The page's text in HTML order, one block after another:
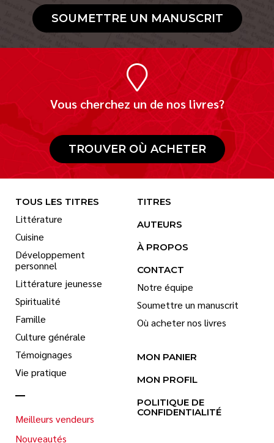
SOUMETTRE UN MANUSCRIT
Vous cherchez un de nos livres?
TROUVER OÙ ACHETER
TOUS LES TITRES
Littérature
Cuisine
Développement
personnel
Littérature jeunesse
Spiritualité
Famille
Culture générale
Témoignages
Vie pratique
Meilleurs vendeurs
Nouveautés
TITRES
AUTEURS
À PROPOS
CONTACT
Notre équipe
Soumettre un manuscrit
Où acheter nos livres
MON PANIER
MON PROFIL
POLITIQUE DE
CONFIDENTIALITÉ